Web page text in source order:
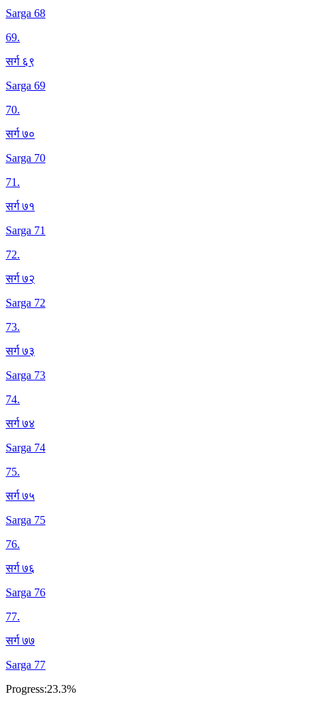
Sarga 68
69.
सर्ग ६९
Sarga 69
70.
सर्ग ७०
Sarga 70
71.
सर्ग ७१
Sarga 71
72.
सर्ग ७२
Sarga 72
73.
सर्ग ७३
Sarga 73
74.
सर्ग ७४
Sarga 74
75.
सर्ग ७५
Sarga 75
76.
सर्ग ७६
Sarga 76
77.
सर्ग ७७
Sarga 77
Progress:23.3%